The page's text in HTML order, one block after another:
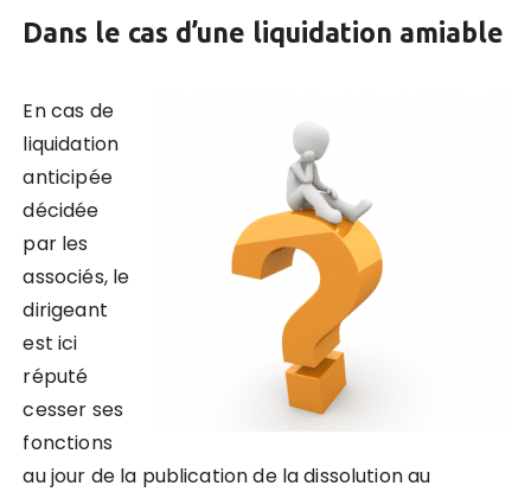
Dans le cas d’une liquidation amiable
En cas de
liquidation
anticipée
décidée
par les
associés, le
dirigeant
est ici
réputé
cesser ses
fonctions
au jour de la publication de la dissolution au